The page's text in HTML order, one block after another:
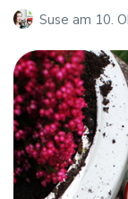
Suse am 10.